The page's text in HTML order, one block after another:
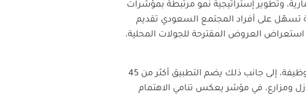
وتطوير إستراتيجية نمو مرتبطة بمؤشرات
تسهّل على أفراد المجتمع السعودي تقديم
العروض المقترحة للجولات المحلية،
واليوم، يضم التطبيق أكثر من 1,000 ما بين مرشدين وهواة وأسر مستضيفة، ويوفّر ما يزيد عن 350 وظيفة، إلى جانب ذلك يضم التطبيق أكثر من 45
ومزارع، في مؤشر يعكس تنامي الاهتمام